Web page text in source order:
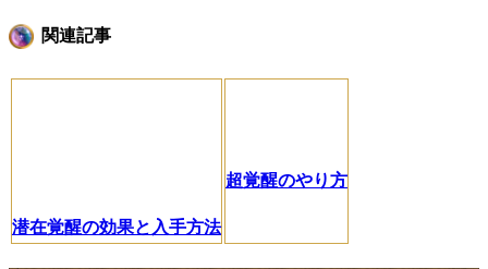
関連記事
潜在覚醒の効果と入手方法
超覚醒のやり方